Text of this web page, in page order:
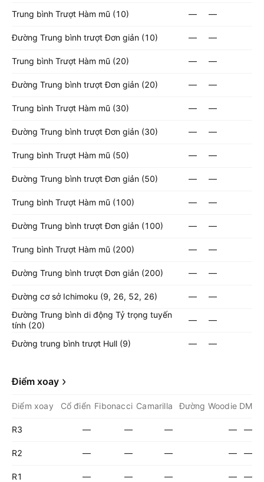
Trung bình Trượt Hàm mũ (10) — —
Đường Trung bình trượt Đơn giản (10) — —
Trung bình Trượt Hàm mũ (20) — —
Đường Trung bình trượt Đơn giản (20) — —
Trung bình Trượt Hàm mũ (30) — —
Đường Trung bình trượt Đơn giản (30) — —
Trung bình Trượt Hàm mũ (50) — —
Đường Trung bình trượt Đơn giản (50) — —
Trung bình Trượt Hàm mũ (100) — —
Đường Trung bình trượt Đơn giản (100) — —
Trung bình Trượt Hàm mũ (200) — —
Đường Trung bình trượt Đơn giản (200) — —
Đường cơ sở Ichimoku (9, 26, 52, 26) —
—
Đường Trung bình di động Tỷ trọng tuyến
tính (20)
— —
Đường trung bình trượt Hull (9) — —
Điểm xoay
Điểm xoay Cổ điển Fibonacci Camarilla Đường Woodie DM
R3 — — — — —
R2 — — — — —
R1 — — — — —